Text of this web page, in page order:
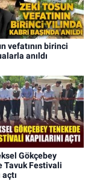
vefatının birinci
anıldı
Gökçebey
Tavuk Festivali
açtı